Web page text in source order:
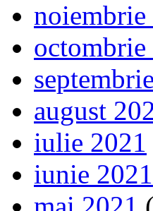
noiembrie
octombrie
august
iulie 2021
iunie 2021